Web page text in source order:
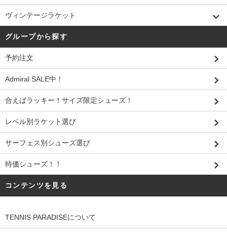
ヴィンテージラケット
グループから探す
予約注文
Admiral SALE中！
合えばラッキー！サイズ限定シューズ！
レベル別ラケット選び
サーフェス別シューズ選び
特価シューズ！！
コンテンツを見る
TENNIS PARADISEについて